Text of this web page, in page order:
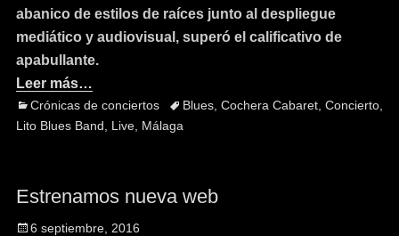
abanico de estilos de raíces junto al despliegue
mediático y audiovisual, superó el calificativo de
apabullante.
Leer más…
Crónicas de conciertos Blues, Cochera Cabaret, Concierto,
Lito Blues Band
Live, Málaga
Estrenamos nueva web
6 septiembre, 2016